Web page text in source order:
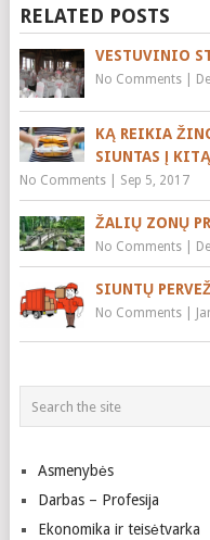
RELATED POSTS
VESTUVINIO
No Comments|
KĄ REIKIA
SIUNTAS Į
No Comments| Sep 5, 2017
ŽALIŲ ZONŲ
No Comments|
SIUNTŲ
No Comments|
Asmenybės
Darbas – Profesija
Ekonomika ir teisėtvarka